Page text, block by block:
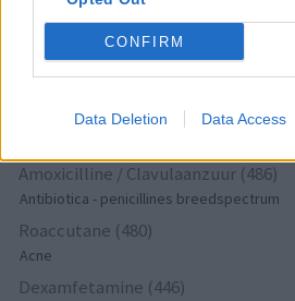
CONFIRM
Data Deletion Data Access
Depressie - antidepressiva SSRI
Concerta (503)
Amlodipine (493)
Amoxicilline / Clavulaanzuur (486)
Antibiotica - penicillines breedspectrum
Roaccutane (480)
Acne
Dexamfetamine (446)